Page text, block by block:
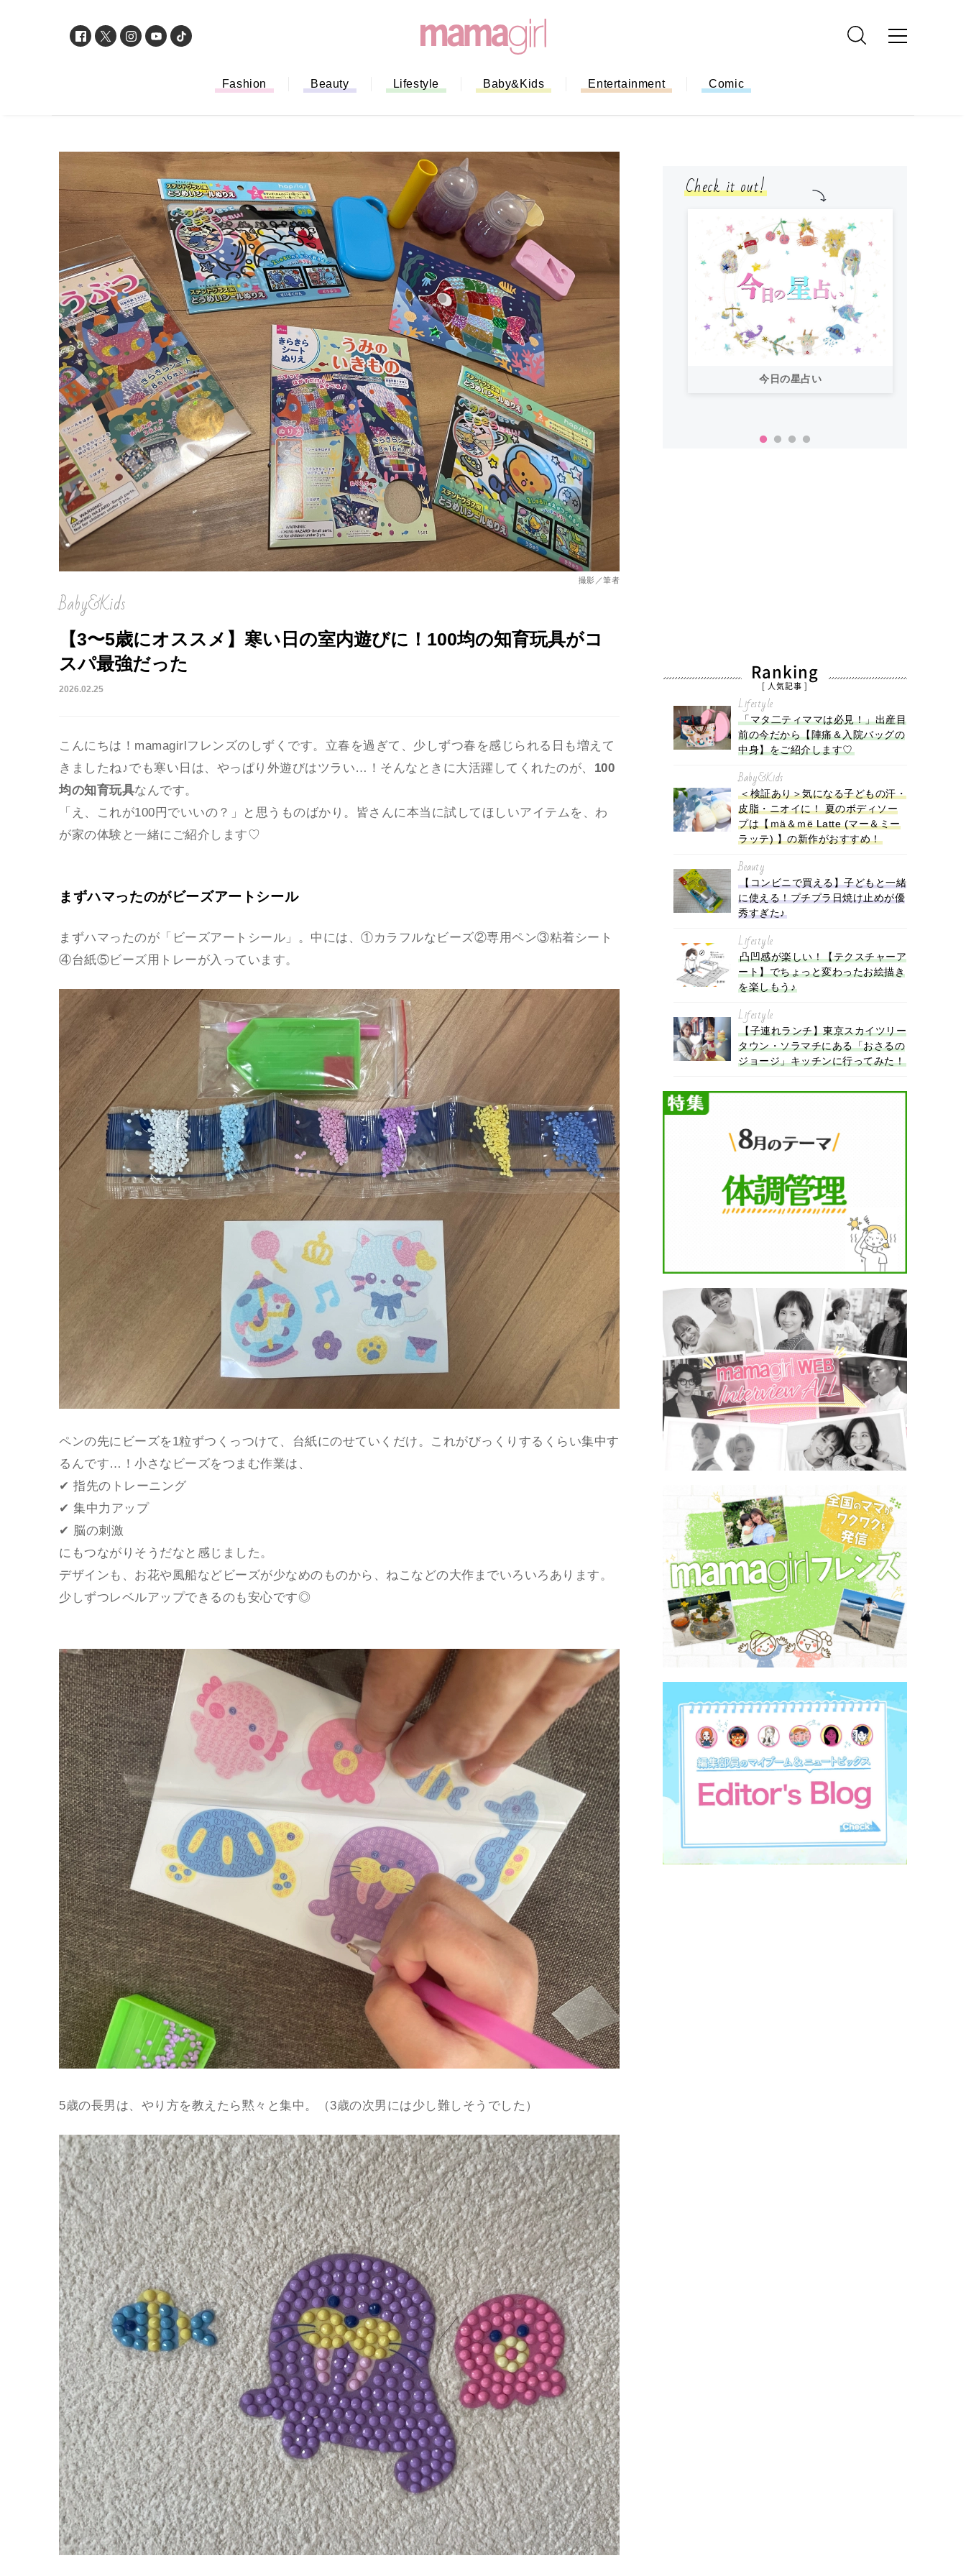
Fashion Beauty Lifestyle Baby&Kids Entertainment Comic
撮影／筆者
Baby&Kids
【3〜5歳にオススメ】寒い日の室内遊びに！100均の知育玩具がコ
スパ最強だった
2026.02.25
こんにちは！mamagirlフレンズのしずくです。立春を過ぎて、少しずつ春を感じられる日も増えて
きましたね♪でも寒い日は、やっぱり外遊びはツラい…！そんなときに大活躍してくれたのが、 100
均の知育玩具なんです。
「え、これが100円でいいの？」と思うものばかり。皆さんに本当に試してほしいアイテムを、わ
が家の体験と一緒にご紹介します♡
まずハマったのがビーズアートシール
まずハマったのが「ビーズアートシール」。中には、①カラフルなビーズ②専用ペン③粘着シート
④台紙⑤ビーズ用トレーが入っています。
ペンの先にビーズを1粒ずつくっつけて、台紙にのせていくだけ。これがびっくりするくらい集中す
るんです…！小さなビーズをつまむ作業は、
✔ 指先のトレーニング
✔ 集中力アップ
✔ 脳の刺激
にもつながりそうだなと感じました。
デザインも、お花や風船などビーズが少なめのものから、ねこなどの大作までいろいろあります。
少しずつレベルアップできるのも安心です◎
5歳の長男は、やり方を教えたら黙々と集中。 （3歳の次男には少し難しそうでした）
Check it out!
「もう行列に並ばない！」ミスドのモ
バイルオーダー完全ガイド｜支払い方
法から受け取り方までネットオーダー
を徹底解説
今日の星占い
Ranking
[ 人気記事 ]
Lifestyle
「マタ二ティママは必見！」出産目
前の今だから【陣痛＆入院バッグの
中身】をご紹介します♡
Baby&Kids
＜検証あり＞気になる子どもの汗・
皮脂・ニオイに！ 夏のボディソー
プは【ｍä＆ｍë Latte (マー＆ミー
ラッテ) 】の新作がおすすめ！
Beauty
【コンビニで買える】子どもと一緒
に使える！プチプラ日焼け止めが優
秀すぎた♪
Lifestyle
凸凹感が楽しい！【テクスチャーア
ート】でちょっと変わったお絵描き
を楽しもう♪
Lifestyle
【子連れランチ】東京スカイツリー
タウン・ソラマチにある「おさるの
ジョージ」キッチンに行ってみた！